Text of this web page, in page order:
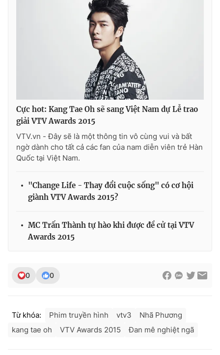
Cực hot: Kang Tae Oh sẽ sang Việt Nam dự Lễ trao
giải VTV Awards 2015
VTV.vn - Đây sẽ là một thông tin vô cùng vui và bất
ngờ dành cho tất cả các fan của nam diễn viên trẻ Hàn
Quốc tại Việt Nam.
"Change Life - Thay đổi cuộc sống" có cơ hội
giành VTV Awards 2015?
MC Trấn Thành tự hào khi được đề cử tại VTV
Awards 2015
0 0
Từ khóa: Phim truyền hình vtv3
Nhã Phương
kang tae oh
VTV Awards 2015 Đan mê nghiệt ngã